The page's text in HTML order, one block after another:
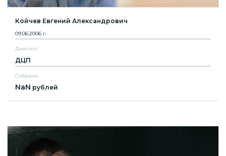
Койчев Евгений Александрович
09.06.2006 г.
Диагноз
ДЦП
Собрано
NaN рублей